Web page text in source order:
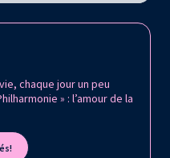
chaque jour un peu
» : l’amour de la